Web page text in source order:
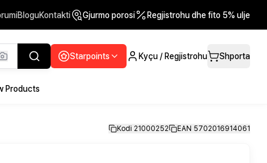
BloguKontakti Gjurmo porosi Regjistrohu dhe fito 5% ulje
Starpoints Kyçu / Regjistrohu Shporta
Products
Kodi 21000252 EAN 5702016914061